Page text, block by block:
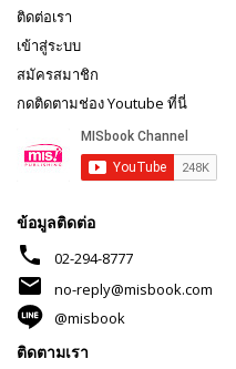
ติดต่อเรา
เข้าสู่ระบบ
สมัครสมาชิก
กดติดตามช่อง Youtube ที่นี่
ข้อมูลติดต่อ
phone 02-294-8777
mail
no-reply@misbook.com
@misbook
ติดตามเรา